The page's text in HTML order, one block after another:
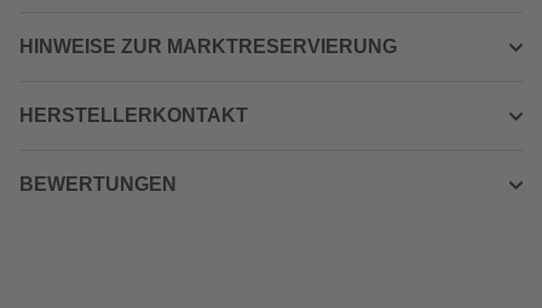
HINWEISE ZUR MARKTRESERVIERUNG
HERSTELLERKONTAKT
BEWERTUNGEN